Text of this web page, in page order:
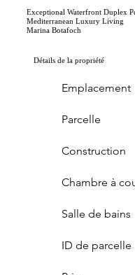
Exceptional Waterfront Duplex
Mediterranean Luxury Living
Marina Botafoch
Détails de la propriété
Emplacement
Parcelle
Construction
Chambre à
Salle de bains
ID de parcelle